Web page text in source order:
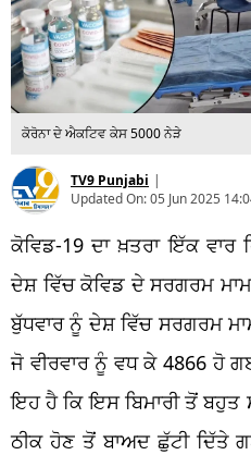
ਕੋਰੋਨਾ ਦੇ ਐਕਟਿਵ ਕੇਸ 5000 ਨੇੜੇ
TV9 Punjabi |
Updated On:05 Jun 2025
ਕੋਵਿਡ-19 ਦਾ ਖ਼ਤਰਾ ਇੱਕ ਵਾਰ
ਦੇਸ਼ ਵਿੱਚ ਕੋਵਿਡ ਦੇ ਸਰਗਰਮ
ਬੁੱਧਵਾਰ ਨੂੰ ਦੇਸ਼ ਵਿੱਚ ਸਰਗਰਮ
ਜੋ ਵੀਰਵਾਰ ਨੂੰ ਵਧ ਕੇ 4866 ਹੋ
ਇਹ ਹੈ ਕਿ ਇਸ ਬਿਮਾਰੀ ਤੋਂ ਬਹੁਤ
ਠੀਕ ਹੋਣ ਤੋਂ ਬਾਅਦ ਛੁੱਟੀ ਦਿੱਤੇ